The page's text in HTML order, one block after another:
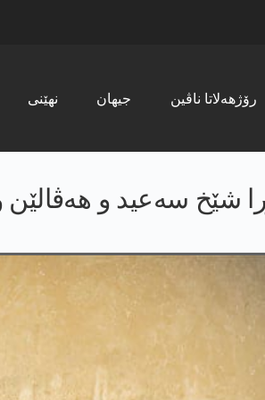
نھێنی جیھان رۆژھەلاتا ناڤین
شێخ سه‌عید و